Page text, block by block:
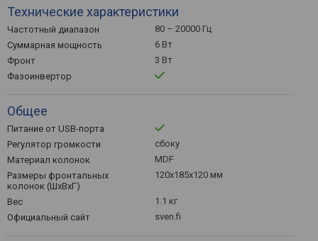
Технические характеристики
Частотный диапазон
80 – 20000 Гц
Суммарная мощность
6 Вт
Фронт
3 Вт
Фазоинвертор
Общее
Питание от USB-порта
Регулятор громкости
сбоку
Материал колонок
MDF
Размеры фронтальных
колонок (ШхВхГ)
120x185x120 мм
Вес
1.1 кг
Официальный сайт
sven.fi